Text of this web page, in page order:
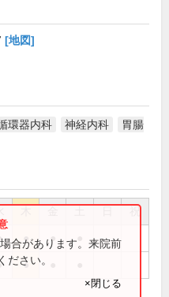
[地図]
環器内科 神経内科
胃腸
祝
● ●
●
合があります。来院前
ださい。
×閉じる